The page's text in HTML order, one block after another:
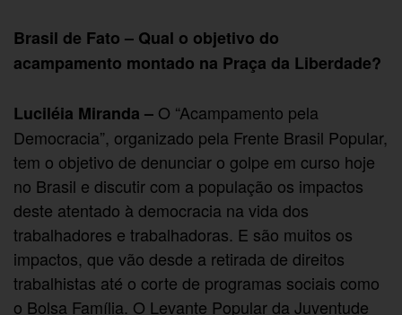
Brasil de Fato – Qual o objetivo do
acampamento montado na Praça da Liberdade?
Luciléia Miranda – O “Acampamento pela
Democracia”, organizado pela Frente Brasil Popular,
tem o objetivo de denunciar o golpe em curso hoje
no Brasil e discutir com a população os impactos
deste atentado à democracia na vida dos
trabalhadores e trabalhadoras. E são muitos os
impactos, que vão desde a retirada de direitos
trabalhistas até o corte de programas sociais como
o Bolsa Família. O Levante Popular da Juventude